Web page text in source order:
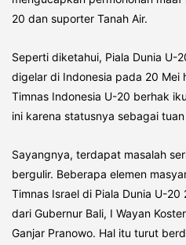
20 dan suporter Tanah Air.
Seperti diketahui, Piala Dunia U-
digelar di Indonesia pada 20 Mei
Timnas Indonesia U-20 berhak
ini karena statusnya sebagai
Sayangnya, terdapat masalah
bergulir. Beberapa elemen
Timnas Israel di Piala Dunia U-
dari Gubernur Bali, I Wayan
Ganjar Pranowo. Hal itu turut